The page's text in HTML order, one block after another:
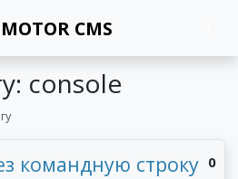
MOTOR CMS
console
0
командную строку